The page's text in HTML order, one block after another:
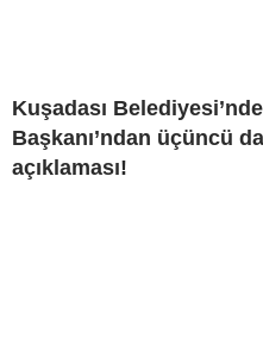
Kuşadası
Başkanı’ndan üçüncü
açıklaması!